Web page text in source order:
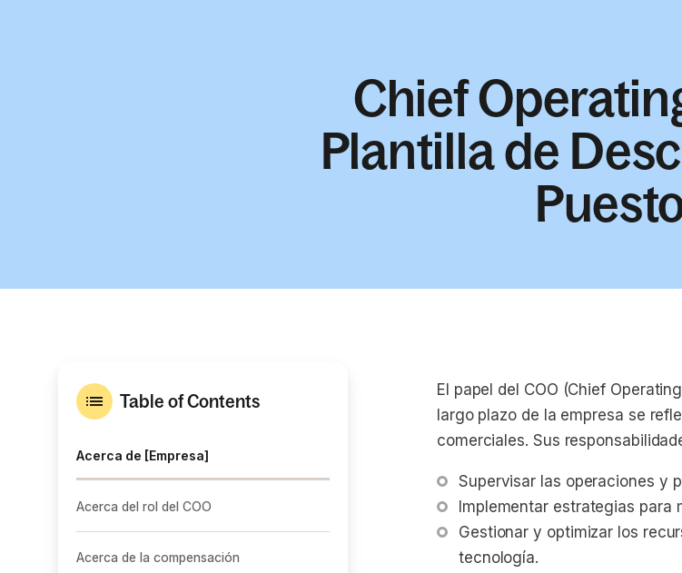
Chief
Plantilla de
Table of Contents
Acerca de [Empresa]
Acerca del rol del COO
Acerca de la compensación
El papel del COO (Chief
largo plazo de la empresa se
comerciales. Sus
Supervisar las operaciones y
Implementar estrategias
Gestionar y optimizar los
tecnología.